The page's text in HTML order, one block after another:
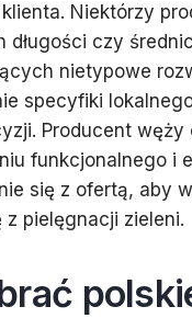
Niektórzy
długości czy
nietypowe
specyfiki
Producent
funkcjonalnego i
się z ofertą, aby
z pielęgnacji zieleni.